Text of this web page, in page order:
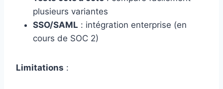
plusieurs variantes
SSO/SAML : intégration enterprise (en
cours de SOC 2)
Limitations :